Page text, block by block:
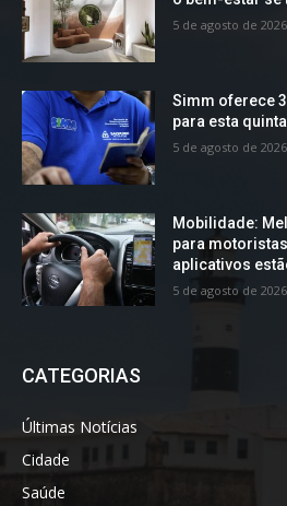
5 de agosto de 2026
Simm oferece
para esta
5 de agosto de 2026
Mobilidade:
para
aplicativos
5 de agosto de 2026
CATEGORIAS
Últimas Notícias
Cidade
Saúde